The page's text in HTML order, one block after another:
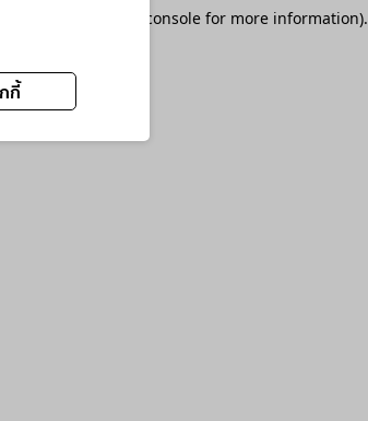
กี้
browser console for more information).